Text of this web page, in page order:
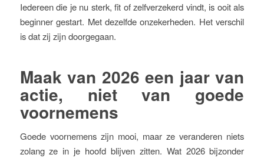
Iedereen die je nu sterk, fit of zelfverzekerd vindt, is ooit als
beginner gestart. Met dezelfde onzekerheden. Het verschil
is dat zij zijn doorgegaan.
Maak van 2026 een jaar van
actie, niet van goede
voornemens
Goede voornemens zijn mooi, maar ze veranderen niets
zolang ze in je hoofd blijven zitten. Wat 2026 bijzonder